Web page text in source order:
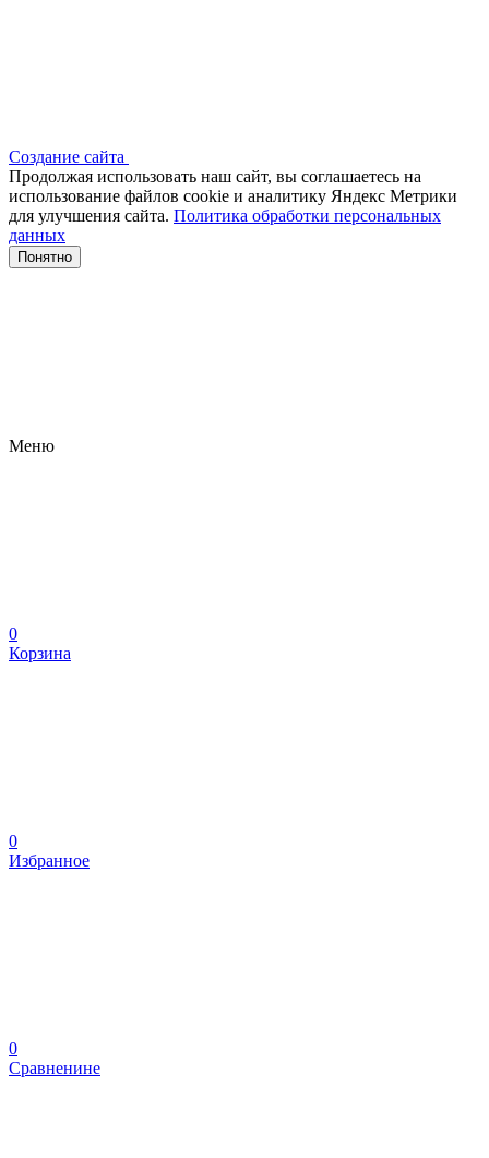
Создание сайта
Продолжая использовать наш сайт, вы соглашаетесь на
использование файлов сооkіе и аналитику Яндекс Метрики
для улучшения сайта. Политика обработки персональных
данных
Понятно
Меню
0
Корзина
0
Избранное
0
Сравненине